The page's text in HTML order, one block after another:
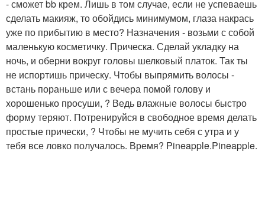
- сможет bb крем. Лишь в том случае, если не успеваешь
сделать макияж, то обойдись минимумом, глаза накрась
уже по прибытию в место? Назначения - возьми с собой
маленькую косметичку. Прическа. Сделай укладку на
ночь, и оберни вокруг головы шелковый платок. Так ты
не испортишь прическу. Чтобы выпрямить волосы -
встань пораньше или с вечера помой голову и
хорошенько просуши, ? Ведь влажные волосы быстро
форму теряют. Потренируйся в свободное время делать
простые прически, ? Чтобы не мучить себя с утра и у
тебя все ловко получалось. Время? Pineapple.Pineapple.